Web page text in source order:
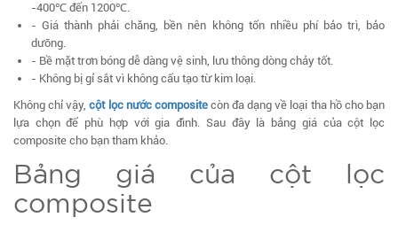
-400℃ đến 1200℃.
- Giá thành phải chăng, bền nên không tốn nhiều phí bảo trì, bảo
dưỡng.
- Bề mặt trơn bóng dễ dàng vệ sinh, lưu thông dòng chảy tốt.
- Không bị gỉ sắt vì không cấu tạo từ kim loại.
Không chỉ vậy,cột lọc nước compositecòn đa dạng về loại tha hồ cho bạn
lựa chọn để phù hợp với gia đình. Sau đây là bảng giá của cột lọc
composite cho bạn tham khảo.
Bảng giá của cột lọc
composite